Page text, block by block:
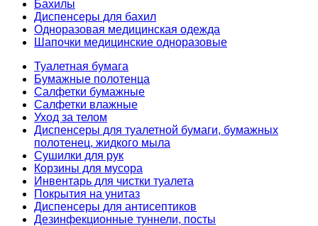
Бахилы
Диспенсеры для бахил
Одноразовая медицинская одежда
Шапочки медицинские одноразовые
Туалетная бумага
Бумажные полотенца
Салфетки бумажные
Салфетки влажные
Уход за телом
Диспенсеры для туалетной бумаги, бумажных
полотенец, жидкого мыла
Сушилки для рук
Корзины для мусора
Инвентарь для чистки туалета
Покрытия на унитаз
Диспенсеры для антисептиков
Дезинфекционные туннели, посты